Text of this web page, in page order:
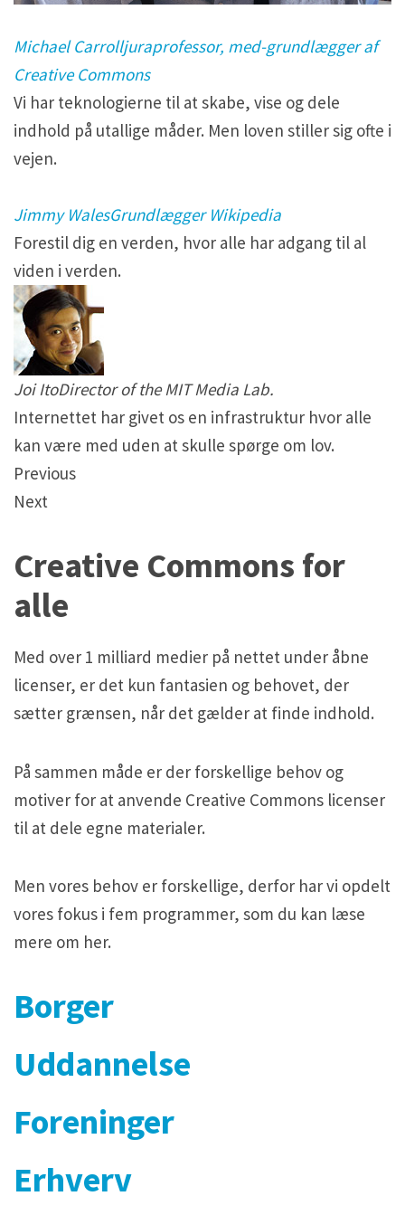
Michael Carrolljuraprofessor, med-grundlægger af
Creative Commons
Vi har teknologierne til at skabe, vise og dele
indhold på utallige måder. Men loven stiller sig ofte i
vejen.
Jimmy WalesGrundlægger Wikipedia
Forestil dig en verden, hvor alle har adgang til al
viden i verden.
Joi ItoDirector of the MIT Media Lab.
Internettet har givet os en infrastruktur hvor alle
kan være med uden at skulle spørge om lov.
Previous
Next
Creative Commons for
alle
Med over 1 milliard medier på nettet under åbne
licenser, er det kun fantasien og behovet, der
sætter grænsen, når det gælder at finde indhold.
På sammen måde er der forskellige behov og
motiver for at anvende Creative Commons licenser
til at dele egne materialer.
Men vores behov er forskellige, derfor har vi opdelt
vores fokus i fem programmer, som du kan læse
mere om her.
Borger
Uddannelse
Foreninger
Erhverv